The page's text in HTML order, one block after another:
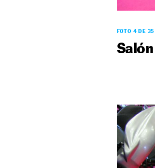
FOTO 4 DE 35